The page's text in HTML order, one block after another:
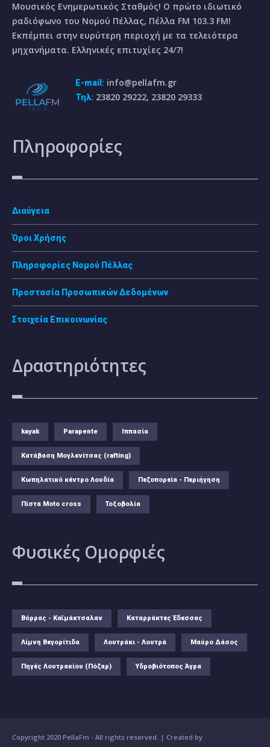
Μουσικός Ενημερωτικός Σταθμός! Ο πρώτο ιδιωτικό
ραδιόφωνο του Νομού Πέλλας, Πέλλα FM 103.3 FM!
Εκπέμπει στην ευρύτερη περιοχή με τα τελειότερα
μηχανήματα. Ελληνικές επιτυχίες 24/7!
E-mail: info@pellafm.gr
Τηλ: 23820 29222, 23820 29333
Πληροφορίες
Διαύγεια
Όροι Χρήσης
Πληροφορίες Νομού Πέλλας
Προστασία Προσωπικών Δεδομένων
Στοιχεία Επικοινωνίας
Δραστηριότητες
kayak Parapente Ιππασία
Κατάβαση Μογλενίτσας (rafting)
Κωπηλατικό κέντρο Λουδία Πεζοπορεία - Περιήγηση
Πίστα Moto cross Τοξοβολία
Φυσικές Ομορφιές
Βόρρας - Καϊμάκτσαλαν Καταρράκτες Έδεσσας
Λίμνη Βεγορίτιδα Λουτράκι - Λουτρά Μαύρο Δάσος
Πηγές Λουτρακίου (Πόζαρ) Υδροβιότοπος Άγρα
Copyright 2020 PellaFm - All rights reserved. | Created by